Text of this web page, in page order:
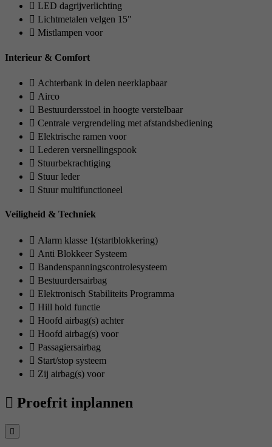
LED dagrijverlichting
Lichtmetalen velgen 15"
Mistlampen voor
Interieur & Comfort
Achterbank in delen neerklapbaar
Airco
Bestuurdersstoel in hoogte verstelbaar
Centrale vergrendeling met afstandsbediening
Elektrische ramen voor
Lederen versnellingspook
Stuurbekrachtiging
Stuur leder
Stuur multifunctioneel
Veiligheid & Techniek
Alarm klasse 1(startblokkering)
Anti Blokkeer Systeem
Bandenspanningscontrolesysteem
Bestuurdersairbag
Elektronisch Stabiliteits Programma
Hill hold functie
Hoofd airbag(s) achter
Hoofd airbag(s) voor
Passagiersairbag
Start/stop systeem
Zij airbag(s) voor
Proefrit inplannen